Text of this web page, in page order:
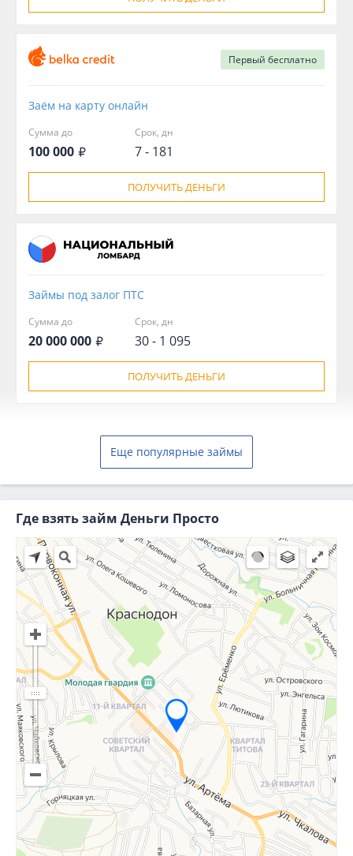
Первый бесплатно
Заём на карту онлайн
Сумма до
100 000
Срок, дн
7 - 181
ПОЛУЧИТЬ ДЕНЬГИ
Займы под залог ПТС
Сумма до
20 000 000
Срок, дн
30 - 1 095
ПОЛУЧИТЬ ДЕНЬГИ
Еще популярные займы
Где взять займ Деньги Просто